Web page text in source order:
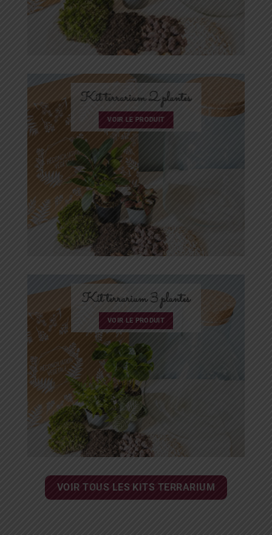
Kit terrarium 2 plantes
VOIR LE PRODUIT
Kit terrarium 3 plantes
VOIR LE PRODUIT
VOIR TOUS LES KITS TERRARIUM